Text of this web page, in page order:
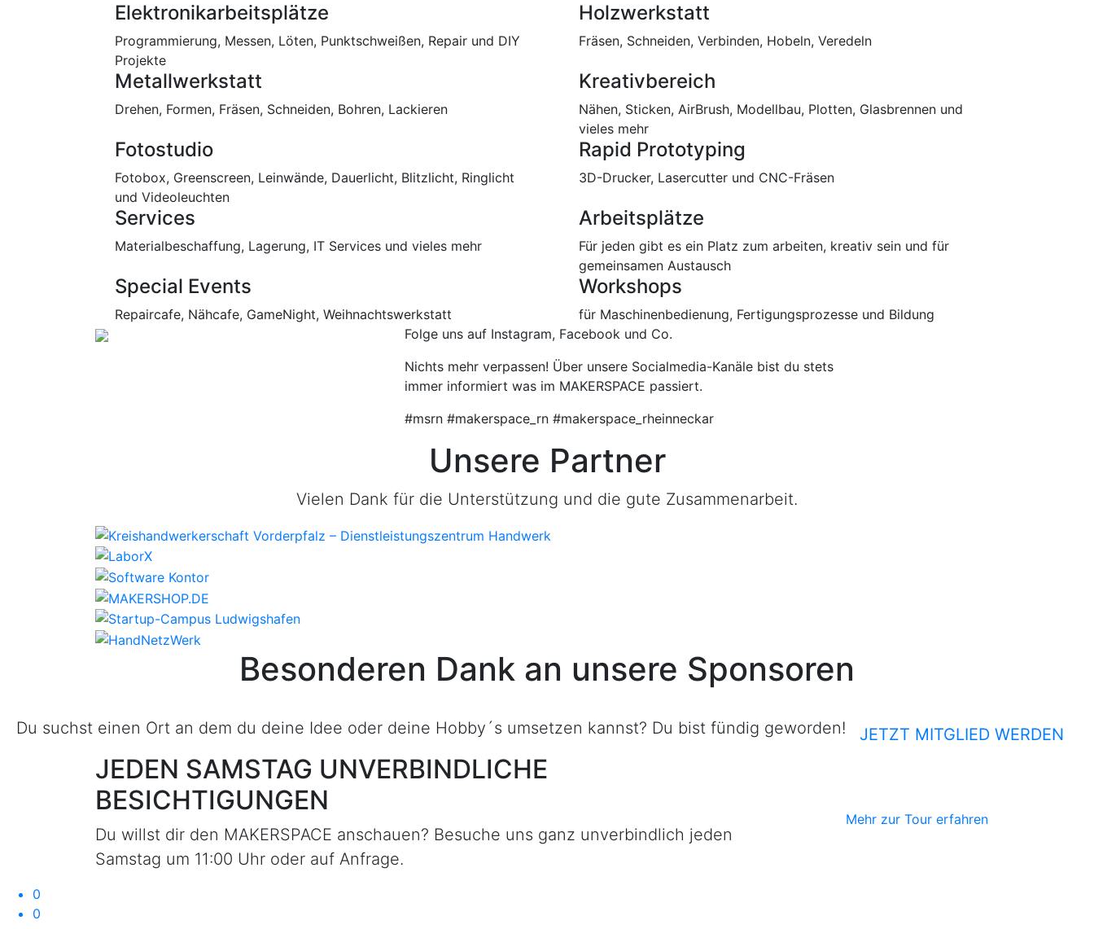
Elektronikarbeitsplätze
Programmierung, Messen, Löten, Punktschweißen, Repair und DIY
Projekte
Holzwerkstatt
Fräsen, Schneiden, Verbinden, Hobeln, Veredeln
Metallwerkstatt
Drehen, Formen, Fräsen, Schneiden, Bohren, Lackieren
Kreativbereich
Nähen, Sticken, AirBrush, Modellbau, Plotten, Glasbrennen und
vieles mehr
Fotostudio
Fotobox, Greenscreen, Leinwände, Dauerlicht, Blitzlicht, Ringlicht
und Videoleuchten
Rapid Prototyping
3D-Drucker, Lasercutter und CNC-Fräsen
Services
Materialbeschaffung, Lagerung, IT Services und vieles mehr
Arbeitsplätze
Für jeden gibt es ein Platz zum arbeiten, kreativ sein und für
gemeinsamen Austausch
Special Events
Repaircafe, Nähcafe, GameNight, Weihnachtswerkstatt
Workshops
für Maschinenbedienung, Fertigungsprozesse und Bildung
Folge uns auf Instagram, Facebook und Co.
Nichts mehr verpassen! Über unsere Socialmedia-Kanäle bist du stets
immer informiert was im MAKERSPACE passiert.
#msrn #makerspace_rn #makerspace_rheinneckar
Unsere Partner
Vielen Dank für die Unterstützung und die gute Zusammenarbeit.
Besonderen Dank an unsere Sponsoren
Du suchst einen Ort an dem du deine Idee oder deine Hobby´s umsetzen kannst? Du bist fündig geworden! JETZT MITGLIED WERDEN
JEDEN SAMSTAG UNVERBINDLICHE
BESICHTIGUNGEN
Du willst dir den MAKERSPACE anschauen? Besuche uns ganz unverbindlich jeden
Samstag um 11:00 Uhr oder auf Anfrage.
Mehr zur Tour erfahren
0
0